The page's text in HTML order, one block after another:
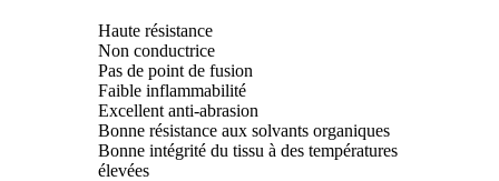
Haute résistance
Non conductrice
Pas de point de fusion
Faible inflammabilité
Excellent anti-abrasion
Bonne résistance aux solvants organiques
Bonne intégrité du tissu à des températures
élevées